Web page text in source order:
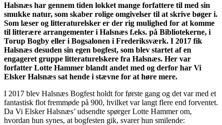
Halsnæs har gennem tiden lokket mange forfattere til med sin
smukke natur, som skaber rolige omgivelser til at skrive bøger i.
Som læser og litteraturelsker er der rig mulighed for at komme
til litterære arrangementer i Halsnæs f.eks. på Bibliotekerne, i
Torup Bogby eller i Bogsalonen i Frederiksværk. I 2017 fik
Halsnæs desuden sin egen bogfest, som blev startet af en
engageret gruppe litteraturelskere fra Halsnæs. Her var
forfatter Lotte Hammer blandt andet med og derfor har Vi
Elsker Halsnæs sat hende i stævne for at høre mere.
I 2017 blev Halsnæs Bogfest holdt for første gang og det var med et
fantastisk flot fremmøde på 900, hvilket var langt flere end forventet.
Da Vi Elsker Halsnæs’ udsendte spørger Lotte Hammer om,
hvordan hun synes, at bogfesten gik, svarer hun smilende: